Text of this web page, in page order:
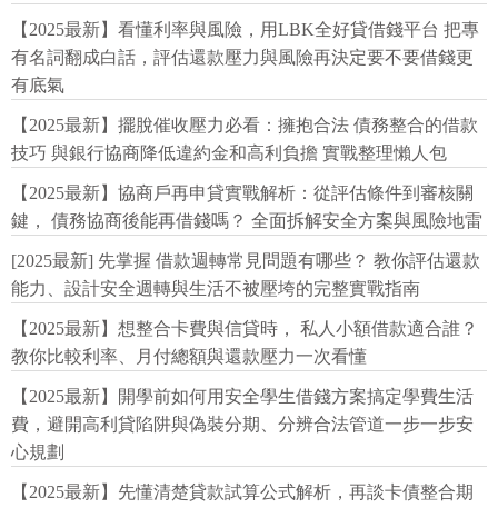
【2025最新】看懂利率與風險，用LBK全好貸借錢平台 把專
有名詞翻成白話，評估還款壓力與風險再決定要不要借錢更
有底氣
【2025最新】擺脫催收壓力必看：擁抱合法 債務整合的借款
技巧 與銀行協商降低違約金和高利負擔 實戰整理懶人包
【2025最新】協商戶再申貸實戰解析：從評估條件到審核關
鍵， 債務協商後能再借錢嗎？ 全面拆解安全方案與風險地雷
[2025最新] 先掌握 借款週轉常見問題有哪些？ 教你評估還款
能力、設計安全週轉與生活不被壓垮的完整實戰指南
【2025最新】想整合卡費與信貸時， 私人小額借款適合誰？
教你比較利率、月付總額與還款壓力一次看懂
【2025最新】開學前如何用安全學生借錢方案搞定學費生活
費，避開高利貸陷阱與偽裝分期、分辨合法管道一步一步安
心規劃
【2025最新】先懂清楚貸款試算公式解析，再談卡債整合期